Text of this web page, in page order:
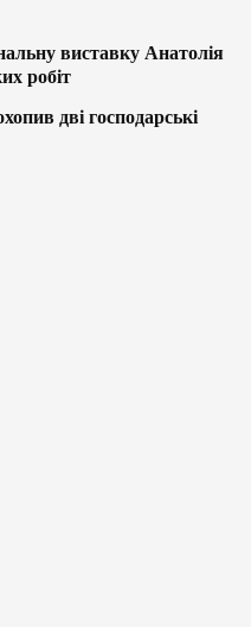
виставку Анатолія
робіт
дві господарські